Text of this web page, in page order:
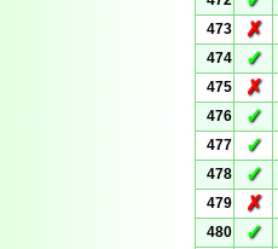
473
✗
474
✓
475
✗
476
✓
477
✓
478
✓
479
✗
480
✓